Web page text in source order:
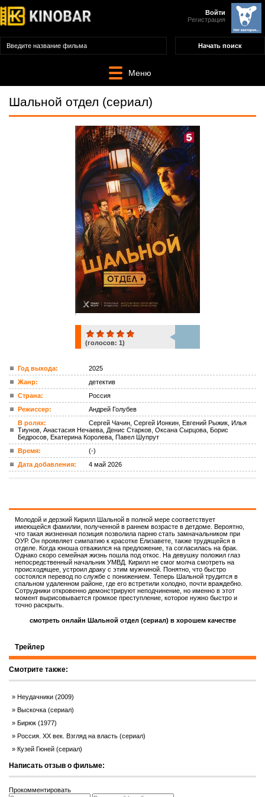
Войти
Регистрация
Меню
Шальной отдел (сериал)
ком.
(голосов: 1)
Год выхода:
2025
Жанр:
детектив
Страна:
Россия
Режиссер:
Андрей Голубев
В ролях:
Сергей Чачин, Сергей Ионкин, Евгений Рыжик, Илья
Тиунов, Анастасия Нечаева, Денис Старков, Оксана Сырцова, Борис
Бедросов, Екатерина Королева, Павел Шупрут
Время:
(-)
Дата добавления:
4 май 2026
Молодой и дерзкий Кирилл Шальной в полной мере соответствует
имеющейся фамилии, полученной в раннем возрасте в детдоме. Вероятно,
что такая жизненная позиция позволила парню стать замначальником при
ОУР. Он проявляет симпатию к красотке Елизавете, также трудящейся в
отделе. Когда юноша отважился на предложение, та согласилась на брак.
Однако скоро семейная жизнь пошла под откос. На девушку положил глаз
непосредственный начальник УМВД. Кирилл не смог молча смотреть на
происходящее, устроил драку с этим мужчиной. Понятно, что быстро
состоялся перевод по службе с понижением. Теперь Шальной трудится в
спальном удаленном районе, где его встретили холодно, почти враждебно.
Сотрудники откровенно демонстрируют неподчинение, но именно в этот
момент вырисовывается громкое преступление, которое нужно быстро и
точно раскрыть.
смотреть онлайн Шальной отдел (сериал) в хорошем качестве
Трейлер
Смотрите также:
Неудачники (2009)
Выскочка (сериал)
Бирюк (1977)
Россия. ХХ век. Взгляд на власть (сериал)
Кузей Гюней (сериал)
Написать отзыв о фильме:
Прокомментировать